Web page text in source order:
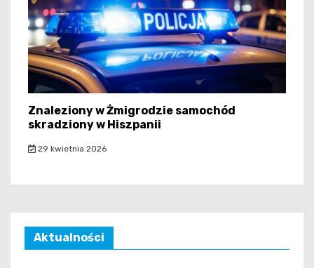
Znaleziony w Żmigrodzie samochód
skradziony w Hiszpanii
29 kwietnia 2026
Aktualności